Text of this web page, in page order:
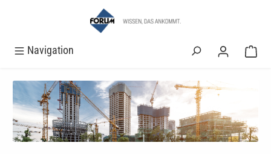
Navigation